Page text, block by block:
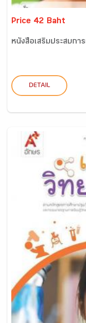
Price 42 Baht
หนังสือเสริมประสบกา
DETAIL